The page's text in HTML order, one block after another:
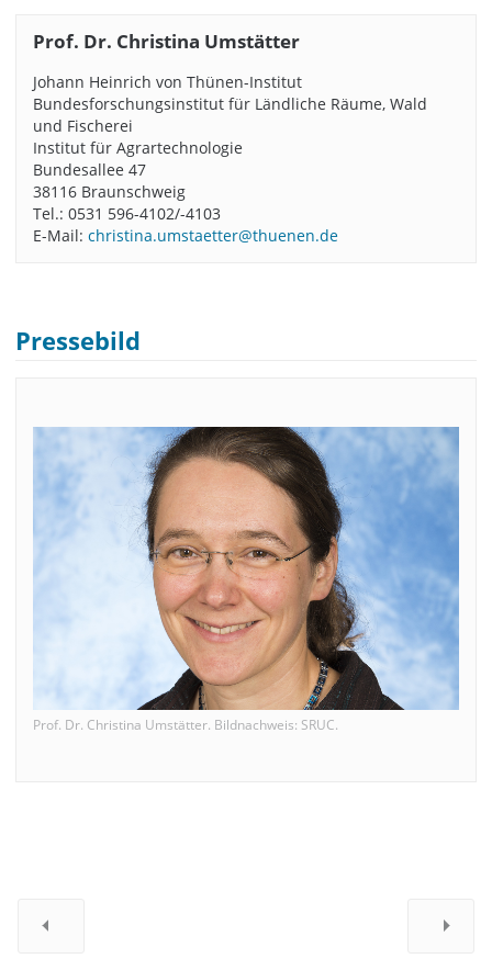
Prof. Dr. Christina Umstätter
Johann Heinrich von Thünen-Institut
Bundesforschungsinstitut für Ländliche Räume, Wald
und Fischerei
Institut für Agrartechnologie
Bundesallee 47
38116 Braunschweig
Tel.: 0531 596-4102/-4103
E-Mail: christina.umstaetter@thuenen.de
Pressebild
Prof. Dr. Christina Umstätter. Bildnachweis: SRUC.